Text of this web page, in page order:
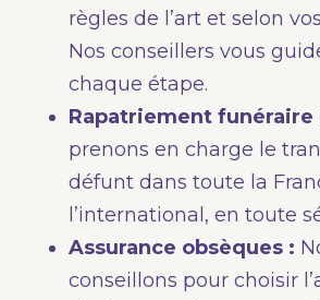
règles de l’art et selon
Nos conseillers vous
chaque étape.
Rapatriement funéraire
prenons en charge le
défunt dans toute la
l’international, en toute
Assurance obsèques :
conseillons pour choisir